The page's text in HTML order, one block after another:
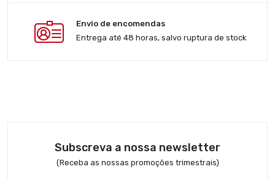
Envio de encomendas
Entrega até 48 horas, salvo ruptura de stock
Subscreva a nossa newsletter
(Receba as nossas promoções trimestrais)